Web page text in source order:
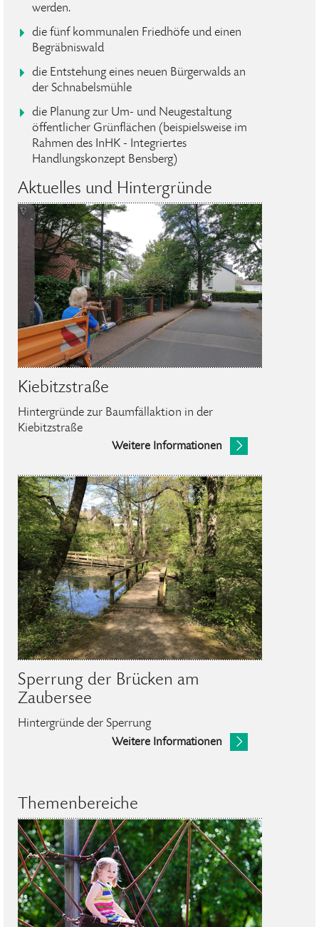
werden.
die fünf kommunalen Friedhöfe und einen
Begräbniswald
die Entstehung eines neuen Bürgerwalds an
der Schnabelsmühle
die Planung zur Um- und Neugestaltung
öffentlicher Grünflächen (beispielsweise im
Rahmen des InHK - Integriertes
Handlungskonzept Bensberg)
Aktuelles und Hintergründe
Kiebitzstraße
Hintergründe zur Baumfällaktion in der
Kiebitzstraße
Weitere Informationen
Sperrung der Brücken am
Zaubersee
Hintergründe der Sperrung
Weitere Informationen
Themenbereiche